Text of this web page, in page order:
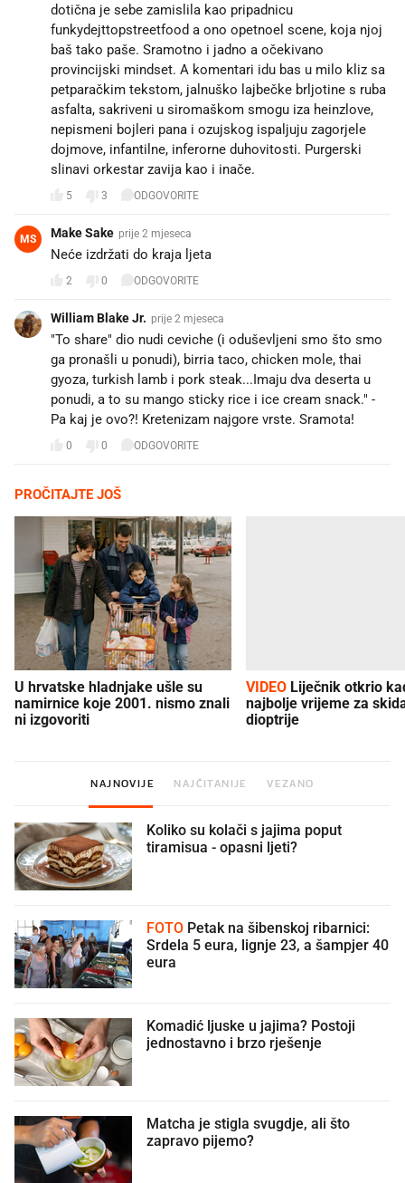
dotična je sebe zamislila kao pripadnicu
funkydejttopstreetfood a ono opetnoel scene, koja njoj
baš tako paše. Sramotno i jadno a očekivano
provincijski mindset. A komentari idu bas u milo kliz sa
petparačkim tekstom, jalnuško lajbečke brljotine s ruba
asfalta, sakriveni u siromaškom smogu iza heinzlove,
nepismeni bojleri pana i ozujskog ispaljuju zagorjele
dojmove, infantilne, inferorne duhovitosti. Purgerski
slinavi orkestar zavija kao i inače.
5 3 ODGOVORITE
MS Make Sake prije 2 mjeseca
Neće izdržati do kraja ljeta
2 0 ODGOVORITE
William Blake Jr. prije 2 mjeseca
"To share" dio nudi ceviche (i oduševljeni smo što smo
ga pronašli u ponudi), birria taco, chicken mole, thai
gyoza, turkish lamb i pork steak...Imaju dva deserta u
ponudi, a to su mango sticky rice i ice cream snack." -
Pa kaj je ovo?! Kretenizam najgore vrste. Sramota!
0 0 ODGOVORITE
PROČITAJTE JOŠ
U hrvatske hladnjake ušle su
namirnice koje 2001. nismo znali
ni izgovoriti
VIDEO
najbolje vrijeme za
dioptrije
NAJNOVIJE NAJČITANIJE VEZANO
Koliko su kolači s jajima poput
tiramisua - opasni ljeti?
FOTO
Srdela 5 eura, lignje 23, a šampjer 40
eura
Komadić ljuske u jajima? Postoji
jednostavno i brzo rješenje
Matcha je stigla svugdje, ali što
zapravo pijemo?